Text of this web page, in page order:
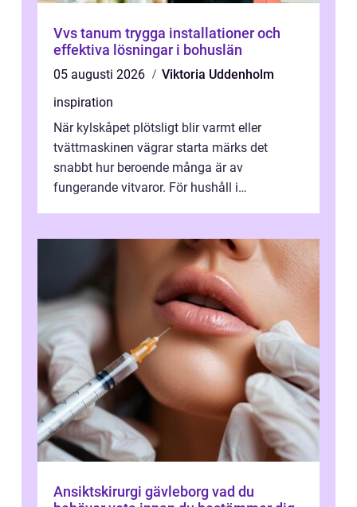
Vvs tanum trygga installationer och
effektiva lösningar i bohuslän
05 augusti 2026
Viktoria Uddenholm
inspiration
När kylskåpet plötsligt blir varmt eller
tvättmaskinen vägrar starta märks det
snabbt hur beroende många är av
fungerande vitvaror. För hushåll i
Ansiktskirurgi gävleborg vad du